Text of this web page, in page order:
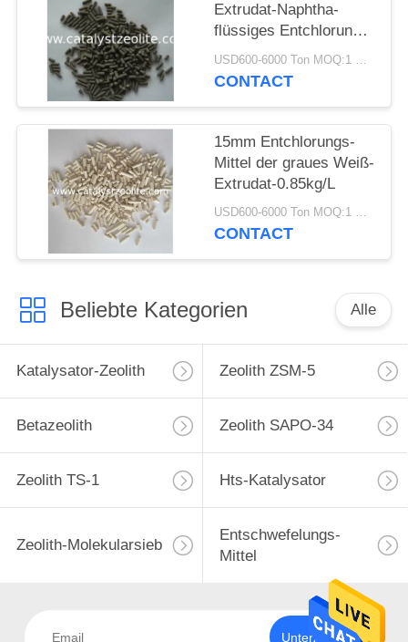
Extrudat-Naphtha-
flüssiges Entchlorungs-
Mittel
USD600-6000 Ton MOQ:1 Kilogramm
CONTACT
15mm Entchlorungs-
Mittel der graues Weiß-
Extrudat-0.85kg/L
USD600-6000 Ton MOQ:1 Kilogramm
CONTACT
Beliebte Kategorien Alle
Katalysator-Zeolith Zeolith ZSM-5
Betazeolith Zeolith SAPO-34
Zeolith TS-1 Hts-Katalysator
Zeolith-Molekularsieb
Entschwefelungs-
Mittel
Unterzeichnen